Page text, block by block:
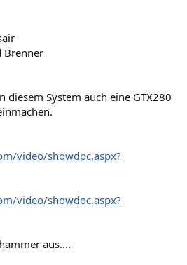
Brenner
System auch eine GTX280
video/showdoc.aspx?
video/showdoc.aspx?
aus....